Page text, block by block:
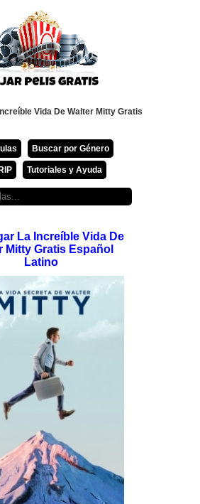
Vida De Walter Mitty Gratis
Buscar por Género
Tutoriales y Ayuda
La Increíble Vida De
Mitty Gratis Español
Latino